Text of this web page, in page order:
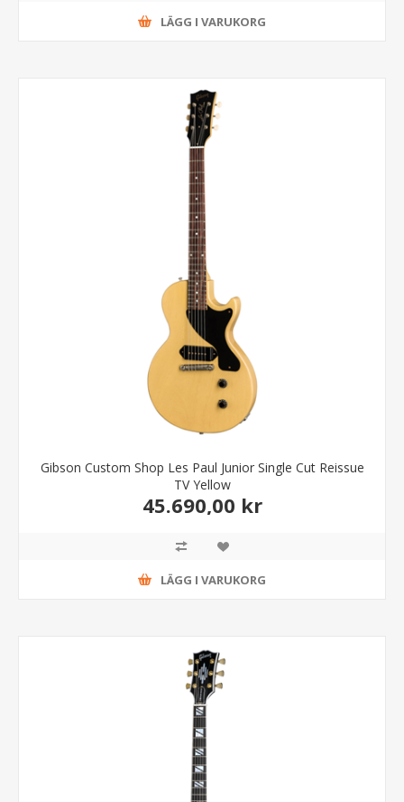
LÄGG I VARUKORG
Gibson Custom Shop Les Paul Junior Single Cut Reissue
TV Yellow
45.690,00 kr
LÄGG I VARUKORG